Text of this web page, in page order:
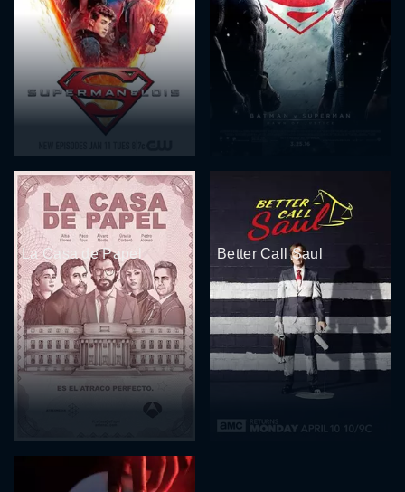
La Casa de Papel Better Call Saul